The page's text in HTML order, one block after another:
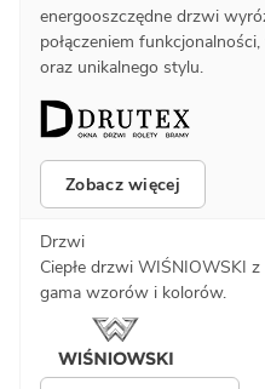
energooszczędne drzwi
połączeniem
oraz unikalnego stylu.
Zobacz więcej
Drzwi
Ciepłe drzwi WIŚNIOWSKI
gama wzorów i kolorów.